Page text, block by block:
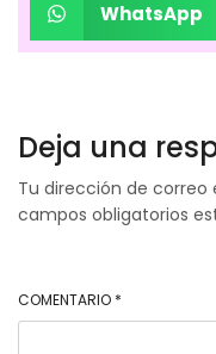
WhatsApp
Deja una
Tu dirección de correo
campos obligatorios
COMENTARIO *